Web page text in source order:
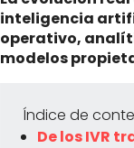
inteligencia
operativo,
modelos
Índice de
De los IVR